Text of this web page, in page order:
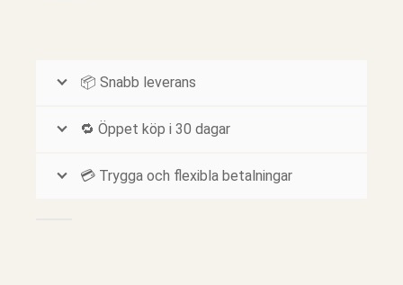
📦 Snabb leverans
🔁 Öppet köp i 30 dagar
💳 Trygga och flexibla betalningar